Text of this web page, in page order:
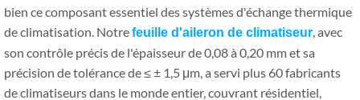
bien ce composant essentiel des systèmes d'échange thermique
de climatisation. Notrefeuille d'aileron de climatiseur, avec
son contrôle précis de l'épaisseur de 0,08 à 0,20 mm et sa
précision de tolérance de ≤ ± 1,5 μm, a servi plus 60 fabricants
de climatiseurs dans le monde entier, couvrant résidentiel,